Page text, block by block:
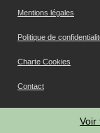
Voir
Mentions légales
Politique de
Charte Cookies
Contact
Gestion des cookies